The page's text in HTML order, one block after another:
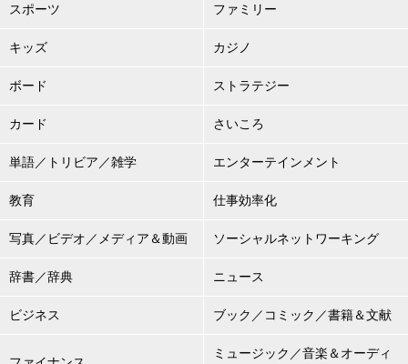
スポーツ ファミリー
キッズ カジノ
ボード ストラテジー
カード さいころ
単語／トリビア／雑学 エンターテインメント
教育 仕事効率化
写真／ビデオ／メディア＆動画 ソーシャルネットワーキング
辞書／辞典 ニュース
ビジネス ブック／コミック／書籍＆文献
ミュージック／音楽＆オーディ